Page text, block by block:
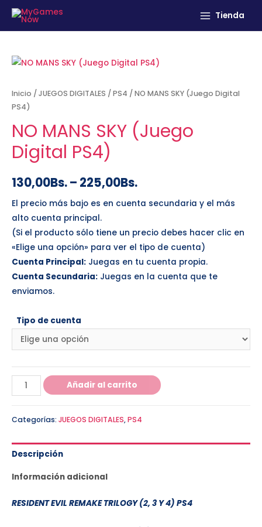
Tienda
Inicio /JUEGOS DIGITALES /PS4 / NO MANS SKY (Juego Digital
PS4)
NO MANS SKY (Juego
Digital PS4)
130,00Bs.– 225,00Bs.
El precio más bajo es en cuenta secundaria y el más
alto cuenta principal.
(Si el producto sólo tiene un precio debes hacer clic en
«Elige una opción» para ver el tipo de cuenta)
Cuenta Principal: Juegas en tu cuenta propia.
Cuenta Secundaria: Juegas en la cuenta que te
enviamos.
Tipo de cuenta
Añadir al carrito
Categorías: JUEGOS DIGITALES,PS4
Descripción
Información adicional
RESIDENT EVIL REMAKE TRILOGY (2, 3 Y 4) PS4